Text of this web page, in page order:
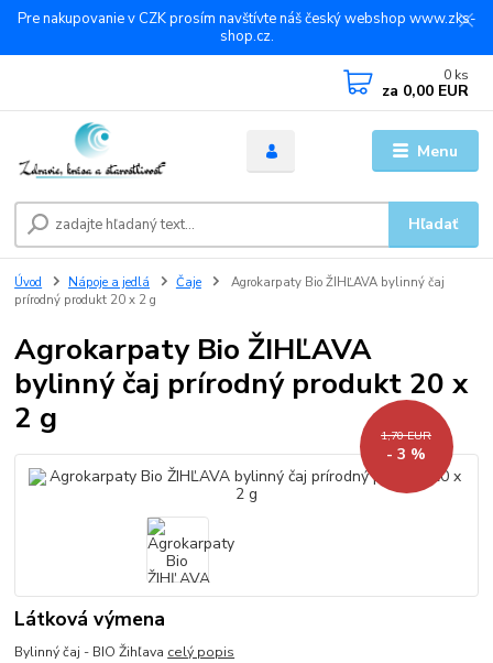
Pre nakupovanie v CZK prosím navštívte náš český webshop www.zks-
shop.cz.
Menu
Hľadať
0 ks
za 0,00 EUR
Úvod Nápoje a jedlá Čaje
Agrokarpaty Bio ŽIHĽAVA bylinný čaj
prírodný produkt 20 x 2 g
Agrokarpaty Bio ŽIHĽAVA
bylinný čaj prírodný produkt 20 x
2 g
1,70 EUR
- 3 %
Látková výmena
Bylinný čaj - BIO Žihľava celý popis